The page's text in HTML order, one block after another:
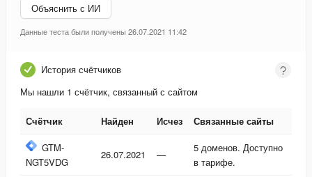
Объяснить с ИИ
Данные теста были получены 26.07.2021 11:42
История счётчиков
Мы нашли 1 счётчик, связанный с сайтом
Счётчик Найден Исчез
Связанные сайты
Счётчик
Связанные сайты
GTM-
NGT5VDG
26.07.2021 —
5 доменов. Доступно
в тарифе.